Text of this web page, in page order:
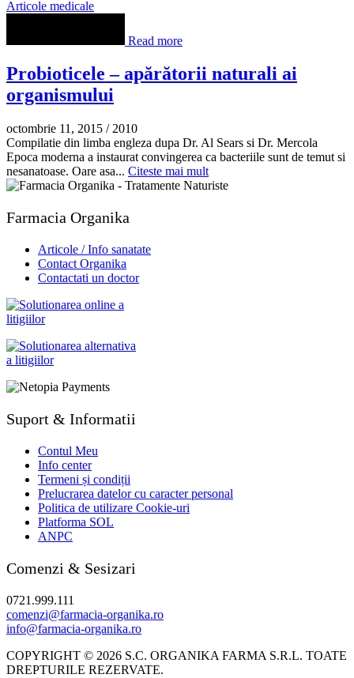
Articole medicale
Read more
Probioticele – apărătorii naturali ai
organismului
octombrie 11, 2015 / 2010
Compilatie din limba engleza dupa Dr. Al Sears si Dr. Mercola
Epoca moderna a instaurat convingerea ca bacteriile sunt de temut si
nesanatoase. Oare asa... Citeste mai mult
Farmacia Organika
Articole / Info sanatate
Contact Organika
Contactati un doctor
Suport & Informatii
Contul Meu
Info center
Termeni și condiții
Prelucrarea datelor cu caracter personal
Politica de utilizare Cookie-uri
Platforma SOL
ANPC
Comenzi & Sesizari
0721.999.111
comenzi@farmacia-organika.ro
info@farmacia-organika.ro
COPYRIGHT © 2026 S.C. ORGANIKA FARMA S.R.L. TOATE
DREPTURILE REZERVATE.